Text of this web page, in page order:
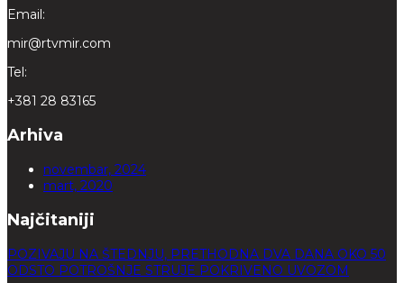
Email:
mir@rtvmir.com
Tel:
+381 28 83165
Arhiva
novembar, 2024
mart, 2020
Najčitaniji
POZIVAJU NA ŠTEDNJU, PRETHODNA DVA DANA OKO 50
ODSTO POTROŠNJE STRUJE POKRIVENO UVOZOM